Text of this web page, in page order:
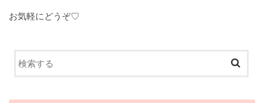
お気軽にどうぞ♡